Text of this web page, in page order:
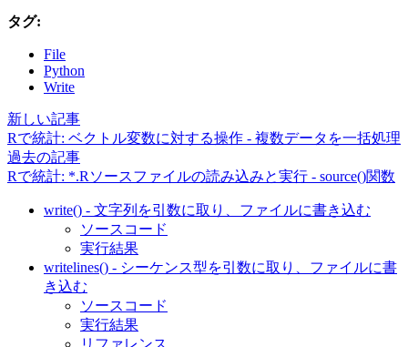
タグ:
File
Python
Write
新しい記事
Rで統計: ベクトル変数に対する操作 - 複数データを一括処理
過去の記事
Rで統計: *.Rソースファイルの読み込みと実行 - source()関数
write() - 文字列を引数に取り、ファイルに書き込む
ソースコード
実行結果
writelines() - シーケンス型を引数に取り、ファイルに書
き込む
ソースコード
実行結果
リファレンス